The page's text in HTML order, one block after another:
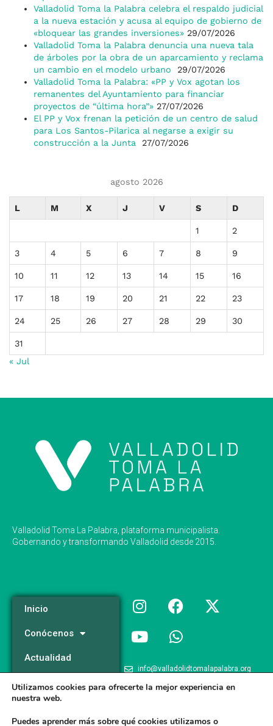
Valladolid Toma la Palabra celebra el respaldo judicial
a la nueva estación y acusa al equipo de gobierno de
«bloquear las grandes inversiones» 29/07/2026
Valladolid Toma la Palabra denuncia una nueva tala
de árboles por la obra de un aparcamiento y reclama
un cambio en el modelo urbano
29/07/2026
Valladolid Toma la Palabra: «PP y Vox agotan los
remanentes del Ayuntamiento para financiar
proyectos de “última hora”» 27/07/2026
El PP y Vox frenan la petición de un centro de salud
para Los Santos-Pilarica al negarse a exigir su
construcción a la Junta
27/07/2026
agosto 2026
L M X J V S D
1 2
3 4 5 6 7 8 9
10 11 12 13 14 15 16
17 18 19 20 21 22 23
24 25 26 27 28 29 30
31
« Jul
Valladolid Toma La Palabra, plataforma municipalista.
Gobernando y transformando Valladolid desde 2015.
Inicio
Conócenos
Actualidad
Programa
info@valladolidtomalapalabra.org
+34 983 426 124
Utilizamos cookies para ofrecerte la mejor experiencia en
nuestra web.
Puedes aprender más sobre qué cookies utilizamos o